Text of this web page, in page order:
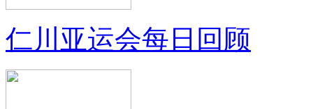
仁川亚运会每日回顾